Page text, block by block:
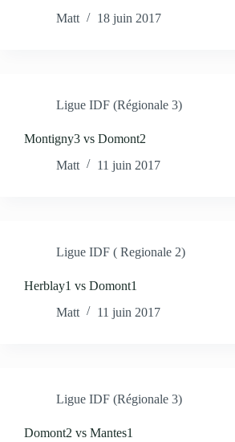
Matt
18 juin 2017
Ligue IDF (Régionale 3)
Montigny3 vs Domont2
Matt
11 juin 2017
Ligue IDF ( Regionale 2)
Herblay1 vs Domont1
Matt
11 juin 2017
Ligue IDF (Régionale 3)
Domont2 vs Mantes1